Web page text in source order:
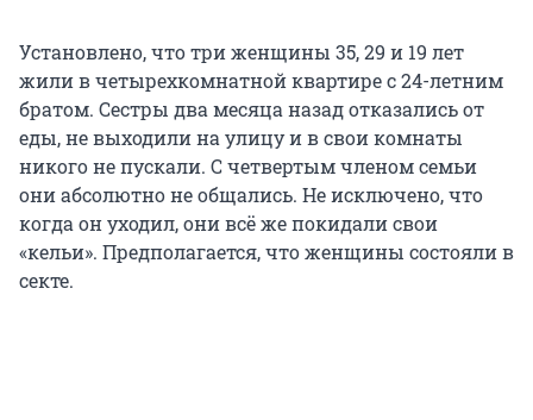
Установлено, что три женщины 35, 29 и 19 лет
жили в четырехкомнатной квартире с 24-летним
братом. Сестры два месяца назад отказались от
еды, не выходили на улицу и в свои комнаты
никого не пускали. С четвертым членом семьи
они абсолютно не общались. Не исключено, что
когда он уходил, они всё же покидали свои
«кельи». Предполагается, что женщины состояли в
секте.